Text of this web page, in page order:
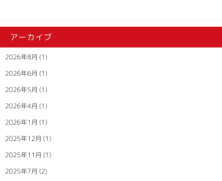
アーカイブ
2026年8月 (1)
2026年6月 (1)
2026年5月 (1)
2026年4月 (1)
2026年1月 (1)
2025年12月 (1)
2025年11月 (1)
2025年7月 (2)